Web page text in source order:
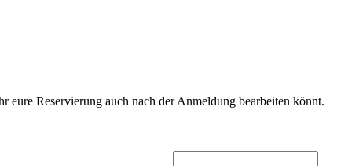
eure Reservierung auch nach der Anmeldung bearbeiten könnt.